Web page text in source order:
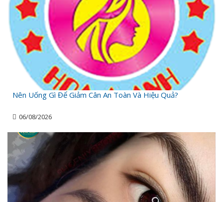
Nên Uống Gì Để Giảm Cân An Toàn Và Hiệu Quả?
06/08/2026